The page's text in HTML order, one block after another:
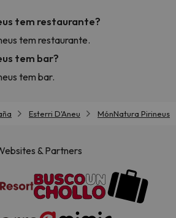
tem restaurante?
tem restaurante.
tem bar?
tem bar.
Esterri D'Aneu MónNatura Pirineus
& Partners